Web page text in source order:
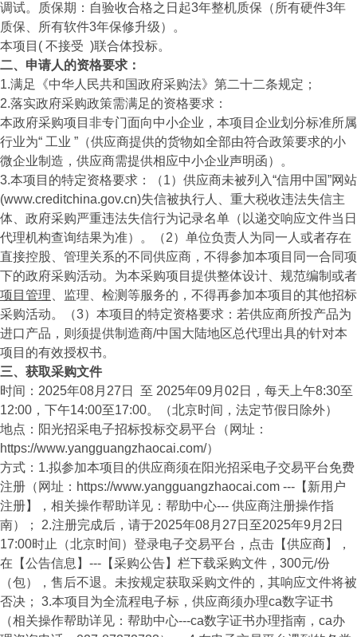
调试。质保期：自验收合格之日起3年整机质保（所有硬件3年
质保、所有软件3年保修升级）。
本项目( 不接受 )联合体投标。
二、申请人的资格要求：
1.满足《中华人民共和国政府采购法》第二十二条规定；
2.落实政府采购政策需满足的资格要求：
本政府采购项目非专门面向中小企业，本项目企业划分标准所属
行业为“ 工业 ”（供应商提供的货物如全部由符合政策要求的小
微企业制造，供应商需提供相应中小企业声明函）。
3.本项目的特定资格要求：（1）供应商未被列入“信用中国”网站
(www.creditchina.gov.cn)失信被执行人、重大税收违法失信主
体、政府采购严重违法失信行为记录名单（以递交响应文件当日
代理机构查询结果为准）。（2）单位负责人为同一人或者存在
直接控股、管理关系的不同供应商，不得参加本项目同一合同项
下的政府采购活动。为本采购项目提供整体设计、规范编制或者
项目管理 、监理、检测等服务的，不得再参加本项目的其他招标
采购活动。（3）本项目的特定资格要求：若供应商所投产品为
进口产品，则须提供制造商/中国大陆地区总代理出具的针对本
项目的有效授权书。
三、获取采购文件
时间：2025年08月27日 至 2025年09月02日，每天上午8:30至
12:00，下午14:00至17:00。（北京时间，法定节假日除外）
地点：阳光招采电子招标投标交易平台（网址：
https://www.yangguangzhaocai.com/）
方式：1.拟参加本项目的供应商须在阳光招采电子交易平台免费
注册（网址：https://www.yangguangzhaocai.com ---【新用户
注册】，相关操作帮助详见：帮助中心--- 供应商注册操作指
南）； 2.注册完成后，请于2025年08月27日至2025年9月2日
17:00时止（北京时间）登录电子交易平台，点击【供应商】，
在【公告信息】---【采购公告】栏下载采购文件，300元/份
（包），售后不退。未按规定获取采购文件的，其响应文件将被
否决； 3.本项目为全流程电子标，供应商须办理ca数字证书
（相关操作帮助详见：帮助中心---ca数字证书办理指南，ca办